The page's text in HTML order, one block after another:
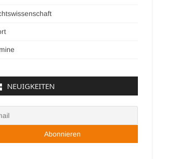
NEUIGKEITEN